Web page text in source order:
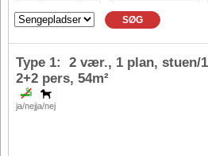
SØG
ja/nejja/nej
Type 1: 2 vær., 1 plan, stuen/
2+2 pers, 54m²